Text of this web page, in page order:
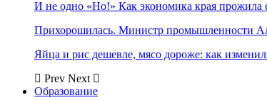
И не одно «Но!» Как экономика края
Прихорошилась. Министр промышленности
Яйца и рис дешевле, мясо дороже: как
Prev Next
Образование